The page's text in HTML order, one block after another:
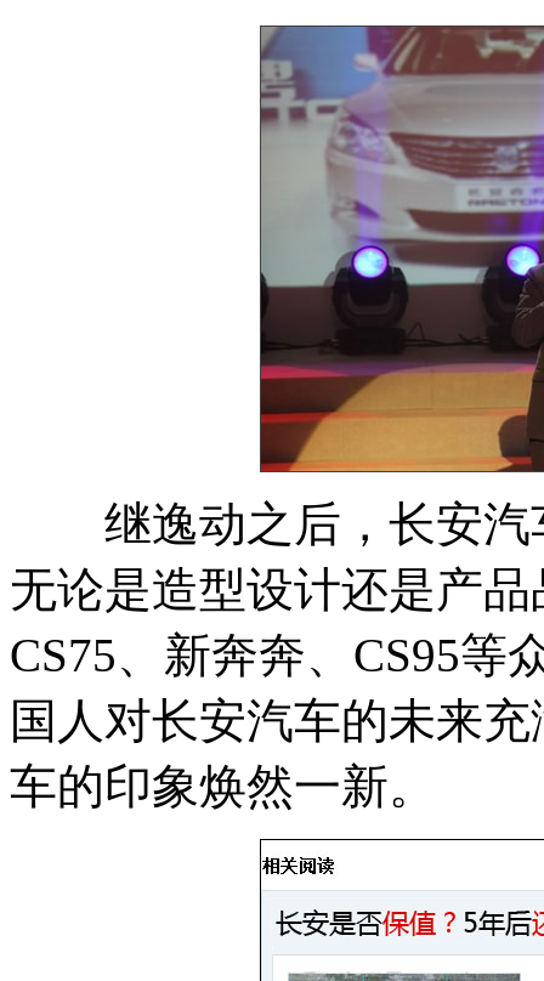
继逸动之后，长安汽
无论是造型设计还是产
CS75、新奔奔、CS95等
国人对长安汽车的未来
车的印象焕然一新。